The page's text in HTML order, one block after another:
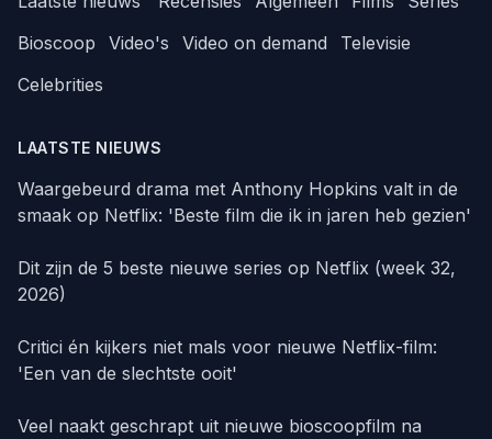
Bioscoop
Video's Video on demand
Televisie
Celebrities
LAATSTE NIEUWS
Waargebeurd drama met Anthony Hopkins valt in de
smaak op Netflix: 'Beste film die ik in jaren heb gezien'
Dit zijn de 5 beste nieuwe series op Netflix (week 32,
2026)
Critici én kijkers niet mals voor nieuwe Netflix-film:
'Een van de slechtste ooit'
Veel naakt geschrapt uit nieuwe bioscoopfilm na